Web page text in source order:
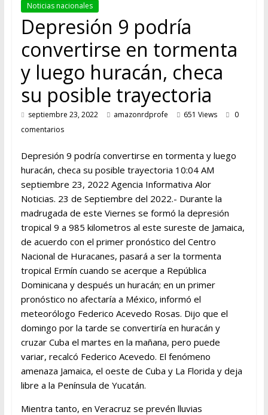
MUSICAL
DEL
FUTURO
Noticias nacionales
Depresión 9 podría
convertirse en tormenta
y luego huracán, checa
su posible trayectoria
septiembre 23, 2022 amazonrdprofe 651 Views
0
comentarios
Depresión 9 podría convertirse en tormenta y luego
huracán, checa su posible trayectoria 10:04 AM
septiembre 23, 2022 Agencia Informativa Alor
Noticias. 23 de Septiembre del 2022.- Durante la
madrugada de este Viernes se formó la depresión
tropical 9 a 985 kilometros al este sureste de Jamaica,
de acuerdo con el primer pronóstico del Centro
Nacional de Huracanes, pasará a ser la tormenta
tropical Ermín cuando se acerque a República
Dominicana y después un huracán; en un primer
pronóstico no afectaría a México, informó el
meteorólogo Federico Acevedo Rosas. Dijo que el
domingo por la tarde se convertiría en huracán y
cruzar Cuba el martes en la mañana, pero puede
variar, recalcó Federico Acevedo. El fenómeno
amenaza Jamaica, el oeste de Cuba y La Florida y deja
libre a la Península de Yucatán.
Mientra tanto, en Veracruz se prevén lluvias